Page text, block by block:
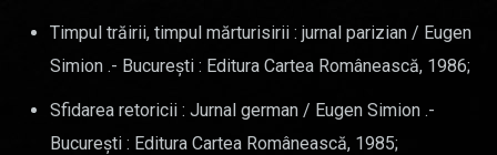
Timpul trăirii, timpul mărturisirii : jurnal parizian / Eugen
Simion .- Bucureşti : Editura Cartea Românească, 1986;
Sfidarea retoricii : Jurnal german / Eugen Simion .-
Bucureşti : Editura Cartea Românească, 1985;